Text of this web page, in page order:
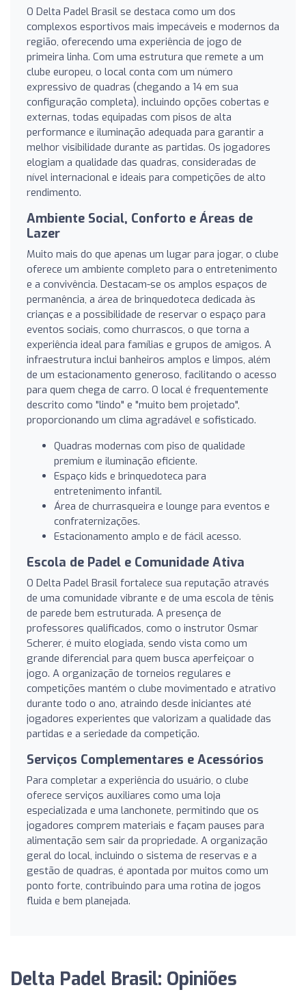
O Delta Padel Brasil se destaca como um dos
complexos esportivos mais impecáveis e modernos da
região, oferecendo uma experiência de jogo de
primeira linha. Com uma estrutura que remete a um
clube europeu, o local conta com um número
expressivo de quadras (chegando a 14 em sua
configuração completa), incluindo opções cobertas e
externas, todas equipadas com pisos de alta
performance e iluminação adequada para garantir a
melhor visibilidade durante as partidas. Os jogadores
elogiam a qualidade das quadras, consideradas de
nível internacional e ideais para competições de alto
rendimento.
Ambiente Social, Conforto e Áreas de
Lazer
Muito mais do que apenas um lugar para jogar, o clube
oferece um ambiente completo para o entretenimento
e a convivência. Destacam-se os amplos espaços de
permanência, a área de brinquedoteca dedicada às
crianças e a possibilidade de reservar o espaço para
eventos sociais, como churrascos, o que torna a
experiência ideal para famílias e grupos de amigos. A
infraestrutura inclui banheiros amplos e limpos, além
de um estacionamento generoso, facilitando o acesso
para quem chega de carro. O local é frequentemente
descrito como "lindo" e "muito bem projetado",
proporcionando um clima agradável e sofisticado.
Quadras modernas com piso de qualidade
premium e iluminação eficiente.
Espaço kids e brinquedoteca para
entretenimento infantil.
Área de churrasqueira e lounge para eventos e
confraternizações.
Estacionamento amplo e de fácil acesso.
Escola de Padel e Comunidade Ativa
O Delta Padel Brasil fortalece sua reputação através
de uma comunidade vibrante e de uma escola de tênis
de parede bem estruturada. A presença de
professores qualificados, como o instrutor Osmar
Scherer, é muito elogiada, sendo vista como um
grande diferencial para quem busca aperfeiçoar o
jogo. A organização de torneios regulares e
competições mantém o clube movimentado e atrativo
durante todo o ano, atraindo desde iniciantes até
jogadores experientes que valorizam a qualidade das
partidas e a seriedade da competição.
Serviços Complementares e Acessórios
Para completar a experiência do usuário, o clube
oferece serviços auxiliares como uma loja
especializada e uma lanchonete, permitindo que os
jogadores comprem materiais e façam pauses para
alimentação sem sair da propriedade. A organização
geral do local, incluindo o sistema de reservas e a
gestão de quadras, é apontada por muitos como um
ponto forte, contribuindo para uma rotina de jogos
fluida e bem planejada.
Delta Padel Brasil: Opiniões